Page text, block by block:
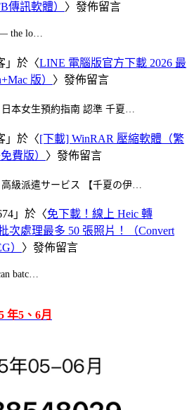
傳訊軟體） 〉發佈留言
— the lo…
」於〈LINE 電腦版官方下載 2026 最
版） 〉發佈留言
日本女生預約指南 認準 千夏…
」於〈[下載] WinRAR 壓縮軟體（繁
費版） 〉發佈留言
級派遣サービス 【千夏の伊…
」於〈免下載！線上 Heic 轉
次處理最多 50 張照片！（Convert
） 〉發佈留言
batc…
年5、6月